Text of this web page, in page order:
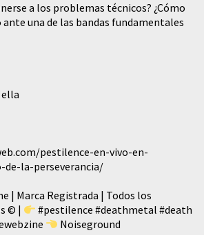
a los problemas técnicos? ¿Cómo
una de las bandas fundamentales
pestilence-en-vivo-en-
la-perseverancia/
| Marca Registrada | Todos los
© |
#pestilence #deathmetal #death
Noiseground